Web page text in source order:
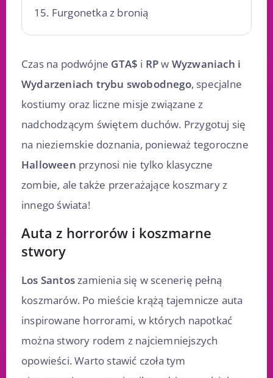
Furgonetka z bronią
Czas na podwójne GTA$ i RPw Wyzwaniach i
Wydarzeniach trybu swobodnego, specjalne
kostiumy oraz liczne misje związane z
nadchodzącym świętem duchów. Przygotuj się
na nieziemskie doznania, ponieważ tegoroczne
Halloween przynosi nie tylko klasyczne
zombie, ale także przerażające koszmary z
innego świata!
Auta z horrorów i koszmarne
stwory
Los Santoszamienia się w scenerię pełną
koszmarów. Po mieście krążą tajemnicze auta
inspirowane horrorami, w których napotkać
można stwory rodem z najciemniejszych
opowieści. Warto stawić czoła tym